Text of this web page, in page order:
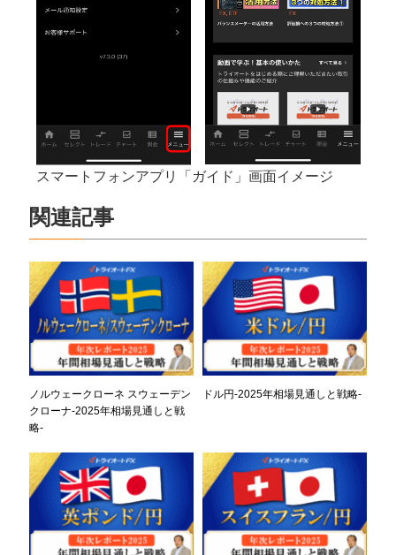
スマートフォンアプリ「ガイド」画面イメージ
関連記事
ノルウェークローネ スウェーデン
クローナ-2025年相場見通しと戦
略-
ドル円-2025年相場見通しと戦略-